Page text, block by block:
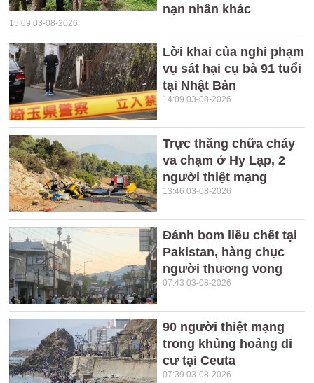
nạn nhân khác
15:09 03-08-2026
Lời khai của nghi phạm
vụ sát hại cụ bà 91 tuổi
tại Nhật Bản
14:09 03-08-2026
Trực thăng chữa cháy
va chạm ở Hy Lạp, 2
người thiệt mạng
13:46 03-08-2026
Đánh bom liều chết tại
Pakistan, hàng chục
người thương vong
07:43 03-08-2026
90 người thiệt mạng
trong khủng hoảng di
cư tại Ceuta
07:39 03-08-2026